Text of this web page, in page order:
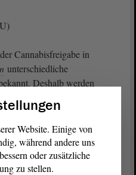
Cannabisfreigabe in
unterschiedliche
Deshalb werden
und Gleichstellung
mit anderen
behandeln.
Website. Einige von
während andere uns
oder zusätzliche
zu stellen.